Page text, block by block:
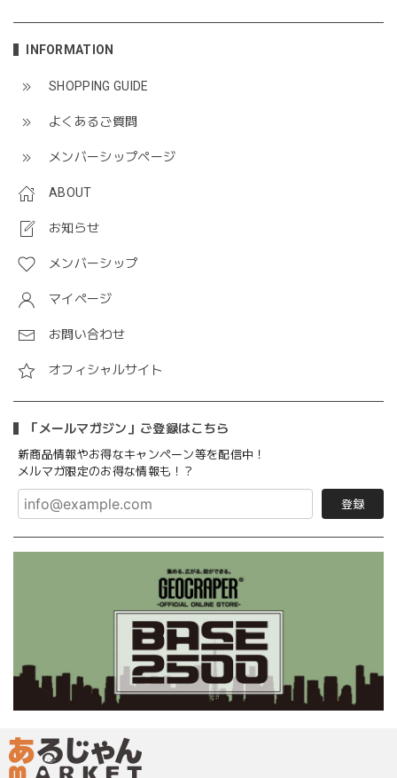
INFORMATION
SHOPPING GUIDE
よくあるご質問
メンバーシップページ
ABOUT
お知らせ
メンバーシップ
マイページ
お問い合わせ
オフィシャルサイト
「メールマガジン」ご登録はこちら
新商品情報やお得なキャンペーン等を配信中！
メルマガ限定のお得な情報も！？
登録